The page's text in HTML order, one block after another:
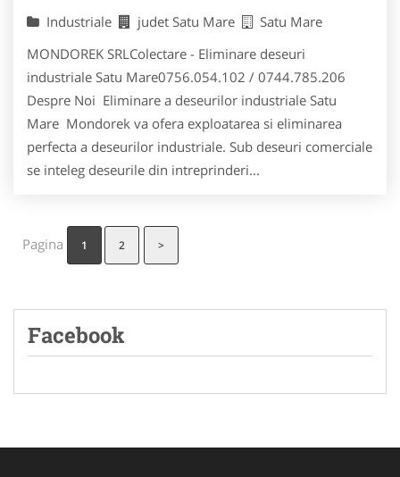
Industriale judet Satu Mare
Satu Mare
MONDOREK SRLColectare - Eliminare deseuri
industriale Satu Mare0756.054.102 / 0744.785.206
Despre Noi Eliminare a deseurilor industriale Satu
Mare Mondorek va ofera exploatarea si eliminarea
perfecta a deseurilor industriale. Sub deseuri comerciale
se inteleg deseurile din intreprinderi...
Pagina 1 2 >
Facebook